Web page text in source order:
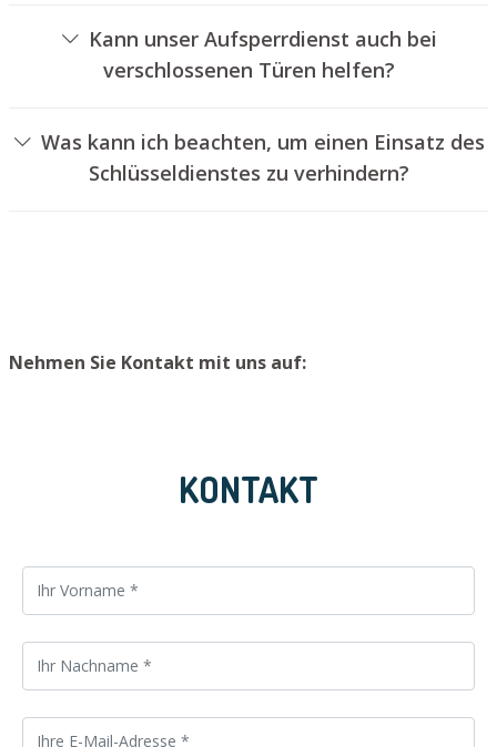
Schlössern an.Kann unser Aufsperrdienst auch bei
verschlossenen Türen helfen?
kann jedoch in der Regel nicht geschehen, ohne das
Türschloss aufzubohren. Wir setzen Ihnen jedoch einen
neuen Zylinder ein, sodass die Tür wieder ordentlich
Was kann ich beachten, um einen Einsatz des
Schlüsseldienstes zu verhindern?
Nehmen Sie Kontakt mit uns auf:
KONTAKT